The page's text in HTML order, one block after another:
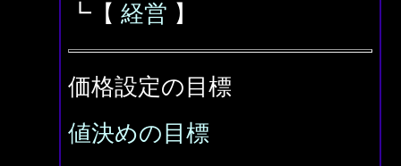
┗【 経営 】
価格設定の目標
値決めの目標